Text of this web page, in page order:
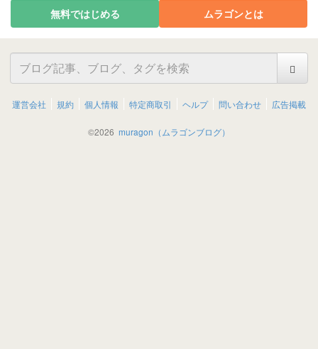
無料ではじめる ムラゴンとは
運営会社 規約 個人情報 特定商取引 ヘルプ 問い合わせ 広告掲載
©2026 muragon（ムラゴンブログ）